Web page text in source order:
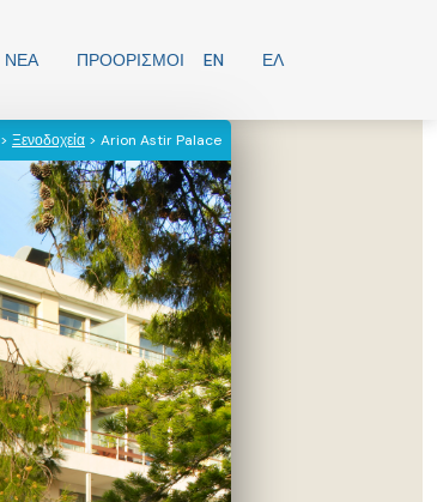
ΝΕΑ ΠΡΟΟΡΙΣΜΟΊ EN ΕΛ
> Ξενοδοχεία > Arion Astir Palace